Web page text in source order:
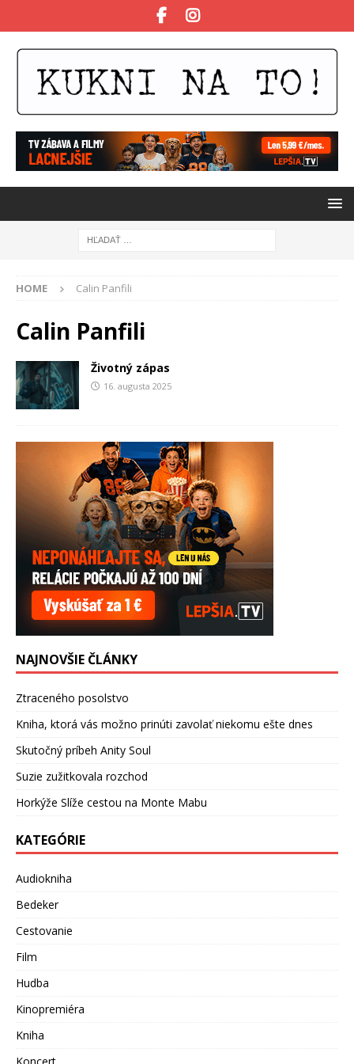
HOME Calin Panfili
Calin Panfili
Životný zápas
16. augusta 2025
NAJNOVŠIE ČLÁNKY
Ztraceného posolstvo
Kniha, ktorá vás možno prinúti zavolať niekomu ešte dnes
Skutočný príbeh Anity Soul
Suzie zužitkovala rozchod
Horkýže Slíže cestou na Monte Mabu
KATEGÓRIE
Audiokniha
Bedeker
Cestovanie
Film
Hudba
Kinopremiéra
Kniha
Koncert